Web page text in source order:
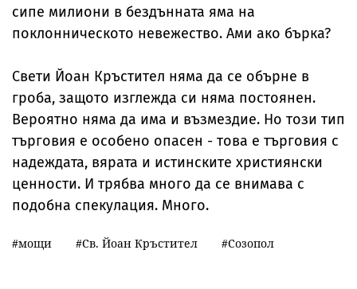
сипе милиони в бездънната яма на
поклонническото невежество. Ами ако бърка?
Свети Йоан Кръстител няма да се обърне в
гроба, защото изглежда си няма постоянен.
Вероятно няма да има и възмездие. Но този тип
търговия е особено опасен - това е търговия с
надеждата, вярата и истинските християнски
ценности. И трябва много да се внимава с
подобна спекулация. Много.
мощи Св. Йоан Кръстител Созопол